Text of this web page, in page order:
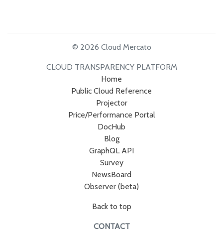
© 2026 Cloud Mercato
CLOUD TRANSPARENCY PLATFORM
Home
Public Cloud Reference
Projector
Price/Performance Portal
DocHub
Blog
GraphQL API
Survey
NewsBoard
Observer (beta)
Back to top
CONTACT